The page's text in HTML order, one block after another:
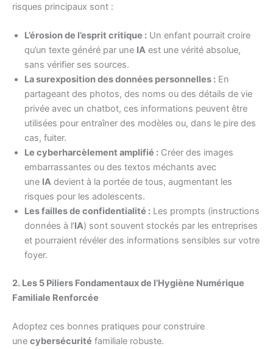
risques principaux sont :
L’érosion de l’esprit critique : Un enfant pourrait croire
qu’un texte généré par une IA est une vérité absolue,
sans vérifier ses sources.
La surexposition des données personnelles : En
partageant des photos, des noms ou des détails de vie
privée avec un chatbot, ces informations peuvent être
utilisées pour entraîner des modèles ou, dans le pire des
cas, fuiter.
Le cyberharcèlement amplifié : Créer des images
embarrassantes ou des textos méchants avec
une IA devient à la portée de tous, augmentant les
risques pour les adolescents.
Les failles de confidentialité : Les prompts (instructions
données à l’IA) sont souvent stockés par les entreprises
et pourraient révéler des informations sensibles sur votre
foyer.
2. Les 5 Piliers Fondamentaux de l’Hygiène Numérique
Familiale Renforcée
Adoptez ces bonnes pratiques pour construire
une cybersécurité familiale robuste.